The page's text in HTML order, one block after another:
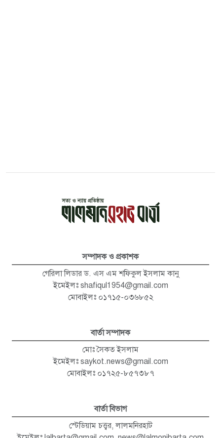
সম্পাদক ও প্রকাশক
গেরিলা লিডার ড. এস এম শফিকুল ইসলাম কানু
ইমেইলঃ shafiqul1954@gmail.com
মোবাইলঃ ০১৭১৫-০৩৬৮৫২
বার্তা সম্পাদক
মোঃ সৈকত ইসলাম
ইমেইলঃ saykot.news@gmail.com
মোবাইলঃ ০১৭২৫-৮৫৭৩৮৭
বার্তা বিভাগ
স্টেডিয়াম চত্ত্বর, লালমনিরহাট